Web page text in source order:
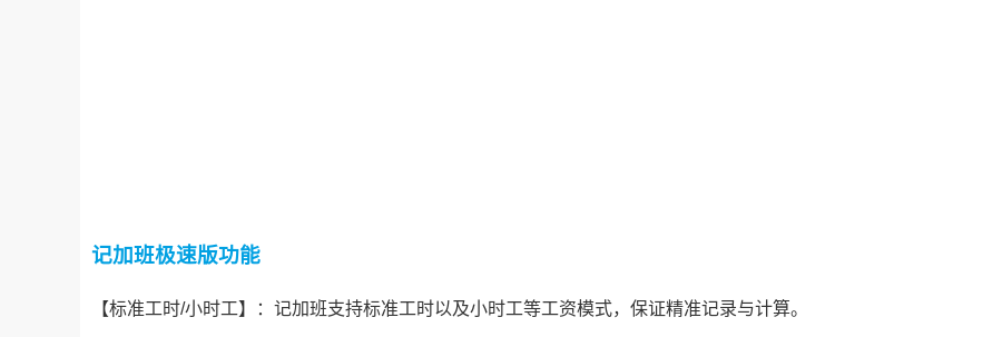
记加班极速版功能
【标准工时/小时工】：记加班支持标准工时以及小时工等工资模式，保证精准记录与计算。